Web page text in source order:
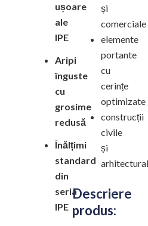
ușoare
ale
IPE
Aripi
înguste
cu
grosime
redusă
Înălțimi
standard
din
seria
IPE
și
comerciale
elemente
portante
cu
cerințe
optimizate
construcții
civile
și
Descriere
produs: